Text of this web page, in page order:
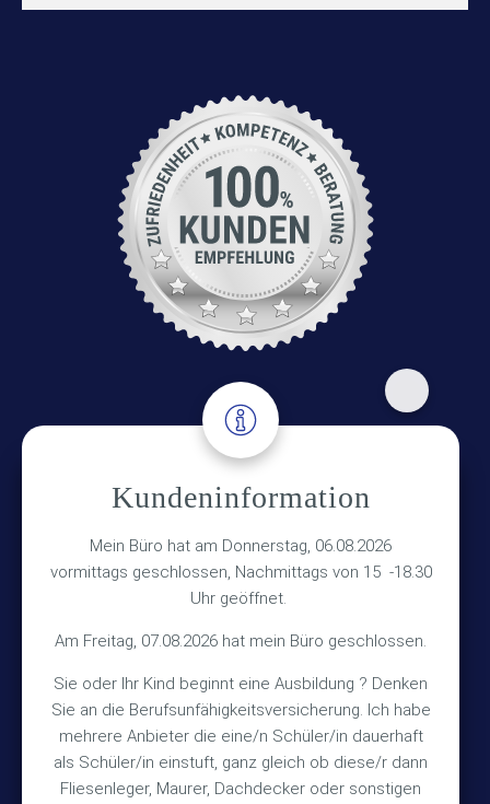
Kundeninformation
Mein Büro hat am Donnerstag, 06.08.2026
vormittags geschlossen, Nachmittags von 15 -18.30
Uhr geöffnet.
Am Freitag, 07.08.2026 hat mein Büro geschlossen.
Sie oder Ihr Kind beginnt eine Ausbildung ? Denken
Sie an die Berufsunfähigkeitsversicherung. Ich habe
mehrere Anbieter die eine/n Schüler/in dauerhaft
als Schüler/in einstuft, ganz gleich ob diese/r dann
Fliesenleger, Maurer, Dachdecker oder sonstigen
Adresse
Versicherungsmakler Haberkamp GmbH
Hinterkampstr.1a
30890 Barsinghausen
Kontakt
TEL +49 (5105) 1811
FAX +49 (5105) 2720
MAIL vmh1a@web.de